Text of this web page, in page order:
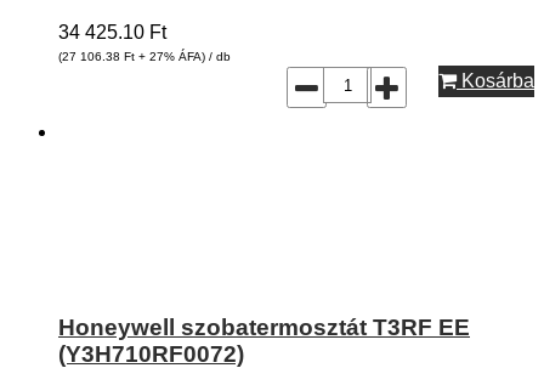
34 425.10 Ft
(27 106.38 Ft + 27% ÁFA) / db
Kosárba
Honeywell szobatermosztát T3RF EE
(Y3H710RF0072)